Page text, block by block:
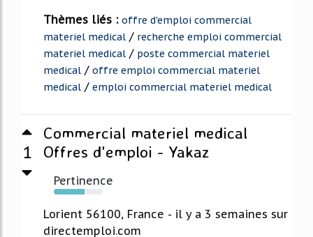
Thèmes liés : offre d'emploi commercial
materiel medical / recherche emploi commercial
materiel medical / poste commercial materiel
medical / offre emploi commercial materiel
medical / emploi commercial materiel medical
1
Commercial materiel medical
Offres d'emploi - Yakaz
Pertinence
63%
Lorient 56100, France - il y a 3 semaines sur
directemploi.com